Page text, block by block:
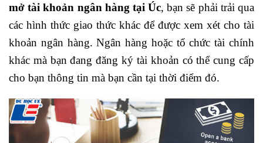
mở tài khoản ngân hàng tại Úc, bạn sẽ phải trải qua
các hình thức giao thức khác để được xem xét cho tài
khoản ngân hàng. Ngân hàng hoặc tổ chức tài chính
khác mà bạn đang đăng ký tài khoản có thể cung cấp
cho bạn thông tin mà bạn cần tại thời điểm đó.